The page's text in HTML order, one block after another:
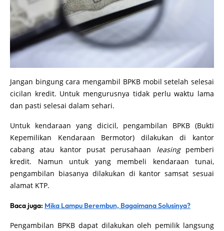
Jangan bingung cara mengambil BPKB mobil setelah selesai
cicilan kredit. Untuk mengurusnya tidak perlu waktu lama
dan pasti selesai dalam sehari.
Untuk kendaraan yang dicicil, pengambilan BPKB (Bukti
Kepemilikan Kendaraan Bermotor) dilakukan di kantor
cabang atau kantor pusat perusahaan leasingpemberi
kredit. Namun untuk yang membeli kendaraan tunai,
pengambilan biasanya dilakukan di kantor samsat sesuai
alamat KTP.
Baca juga: Mika Lampu Berembun, Bagaimana Solusinya?
Pengambilan BPKB dapat dilakukan oleh pemilik langsung